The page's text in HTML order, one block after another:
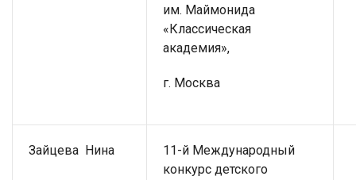
им. Маймонида
«Классическая
академия»,
г. Москва
Зайцева Нина
11-й Международный
конкурс детского